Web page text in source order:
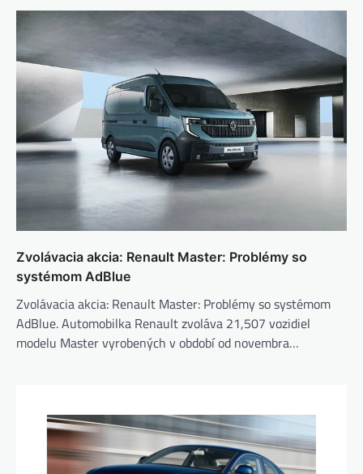
Zvolávacia akcia: Renault Master: Problémy so
systémom AdBlue
Zvolávacia akcia: Renault Master: Problémy so systémom
AdBlue. Automobilka Renault zvoláva 21,507 vozidiel
modelu Master vyrobených v období od novembra…